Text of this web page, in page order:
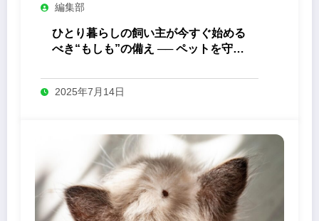
編集部
ひとり暮らしの飼い主が今すぐ始める
べき“もしも”の備え ── ペットを守る
2025年7月14日